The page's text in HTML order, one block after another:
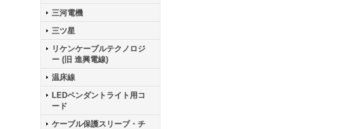
三河電機
三ツ星
リケンケーブルテクノロジ
ー (旧 進興電線)
温床線
LEDペンダントライト用コ
ード
ケーブル保護スリーブ・チ